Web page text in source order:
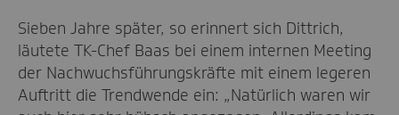
Sieben Jahre später, so erinnert sich Dittrich,
läutete TK-Chef Baas bei einem internen Meeting
der Nachwuchsführungskräfte mit einem legeren
Auftritt die Trendwende ein: „Natürlich waren wir